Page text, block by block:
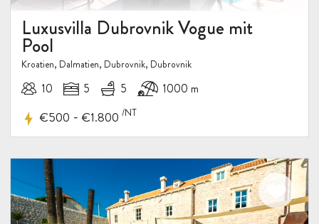
Luxusvilla Dubrovnik Vogue mit
Pool
Kroatien, Dalmatien, Dubrovnik, Dubrovnik
10 5 5 1000 m
€500 - €1.800 /NT